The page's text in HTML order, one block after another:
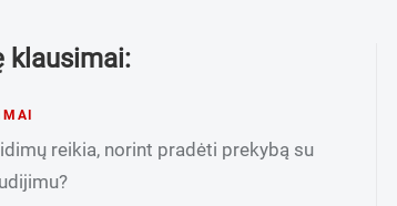
klausimai:
reikia, norint pradėti prekybą su